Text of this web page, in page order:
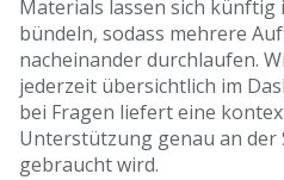
Materials lassen sich künftig
bündeln, sodass mehrere
nacheinander durchlaufen.
jederzeit übersichtlich im
bei Fragen liefert eine
Unterstützung genau an der
gebraucht wird.